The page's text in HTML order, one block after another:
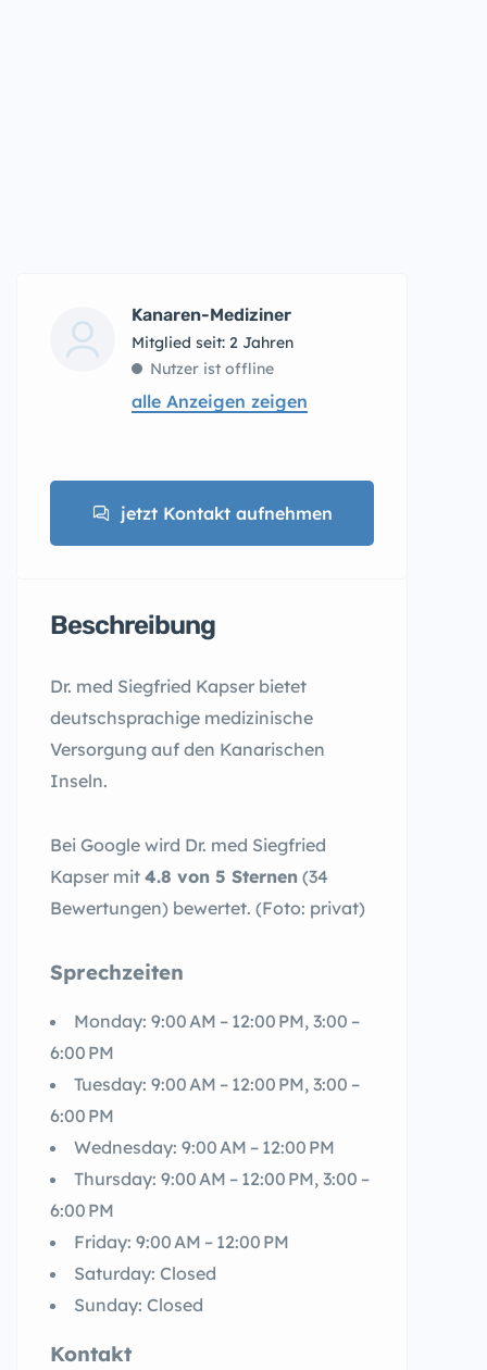
Kanaren-Mediziner
Mitglied seit: 2 Jahren
Nutzer ist offline
alle Anzeigen zeigen
jetzt Kontakt aufnehmen
Beschreibung
Dr. med Siegfried Kapser bietet
deutschsprachige medizinische
Versorgung auf den Kanarischen
Inseln.
Bei Google wird Dr. med Siegfried
Kapser mit 4.8 von 5 Sternen (34
Bewertungen) bewertet. (Foto: privat)
Sprechzeiten
Monday: 9:00 AM – 12:00 PM, 3:00 –
6:00 PM
Tuesday: 9:00 AM – 12:00 PM, 3:00 –
6:00 PM
Wednesday: 9:00 AM – 12:00 PM
Thursday: 9:00 AM – 12:00 PM, 3:00 –
6:00 PM
Friday: 9:00 AM – 12:00 PM
Saturday: Closed
Sunday: Closed
Kontakt